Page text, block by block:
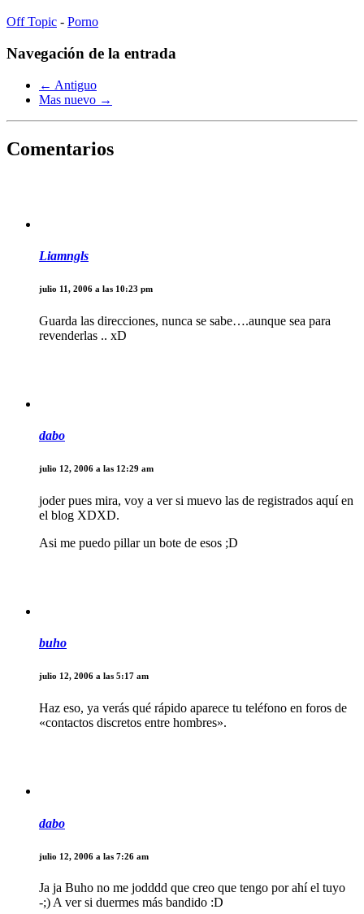
Off Topic - Porno
Navegación de la entrada
← Antiguo
Mas nuevo →
Comentarios
Liamngls
julio 11, 2006 a las 10:23 pm
Guarda las direcciones, nunca se sabe….aunque sea para
revenderlas .. xD
dabo
julio 12, 2006 a las 12:29 am
joder pues mira, voy a ver si muevo las de registrados aquí en
el blog XDXD.
Asi me puedo pillar un bote de esos ;D
buho
julio 12, 2006 a las 5:17 am
Haz eso, ya verás qué rápido aparece tu teléfono en foros de
«contactos discretos entre hombres».
dabo
julio 12, 2006 a las 7:26 am
Ja ja Buho no me jodddd que creo que tengo por ahí el tuyo
-;) A ver si duermes más bandido :D